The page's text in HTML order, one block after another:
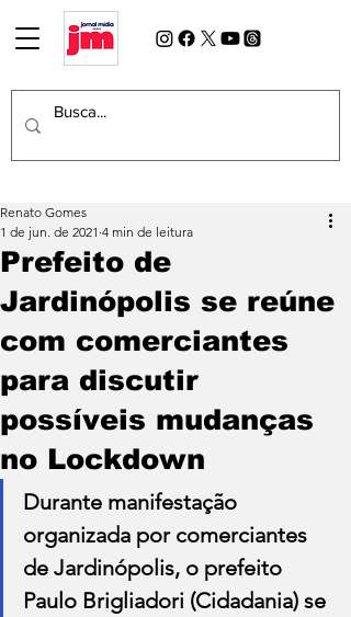
Prefeito de
Jardinópolis se reúne
com comerciantes
para discutir
possíveis mudanças
no Lockdown
Renato Gomes
1 de jun. de 2021 4 min de leitura
Durante manifestação
organizada por comerciantes
de Jardinópolis, o prefeito
Paulo Brigliadori (Cidadania) se